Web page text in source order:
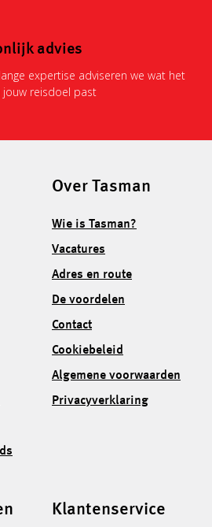
advies
expertise adviseren we wat het
jouw reisdoel past
Over Tasman
Wie is Tasman?
Vacatures
Adres en route
De voordelen
Contact
Cookiebeleid
Algemene voorwaarden
Privacyverklaring
Klantenservice